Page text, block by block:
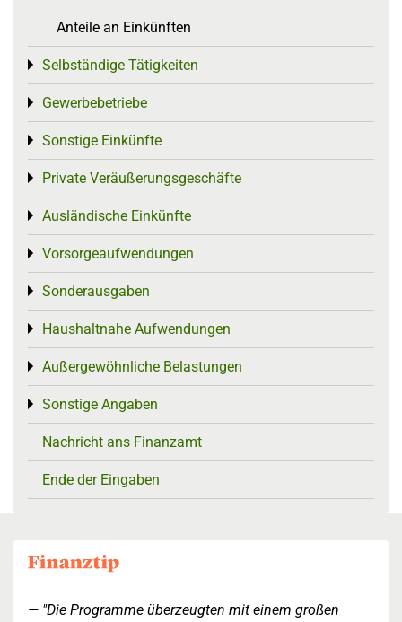
Anteile an Einkünften
Selbständige Tätigkeiten
Toggle menu
Gewerbebetriebe
Toggle menu
Sonstige Einkünfte
Toggle menu
Private Veräußerungsgeschäfte
Toggle menu
Ausländische Einkünfte
Toggle menu
Vorsorgeaufwendungen
Toggle menu
Sonderausgaben
Toggle menu
Haushaltnahe Aufwendungen
Toggle menu
Außergewöhnliche Belastungen
Toggle menu
Sonstige Angaben
Toggle menu
Nachricht ans Finanzamt
Ende der Eingaben
"Die Programme überzeugten mit einem großen